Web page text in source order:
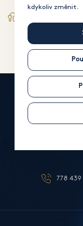
Obsazenost
778 439
kdykoliv změnit.